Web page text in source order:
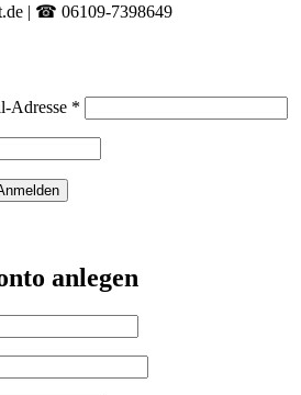
| ☎ 06109-7398649
Adresse *
anlegen